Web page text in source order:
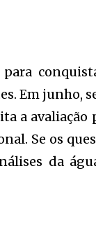
Em junho,
a avaliação
Se os
da